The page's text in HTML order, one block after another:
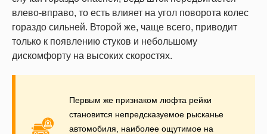
влево-вправо, то есть влияет на угол поворота колес
гораздо сильней. Второй же, чаще всего, приводит
только к появлению стуков и небольшому
дискомфорту на высоких скоростях.
Первым же признаком люфта рейки
становится непредсказуемое рысканье
автомобиля, наиболее ощутимое на